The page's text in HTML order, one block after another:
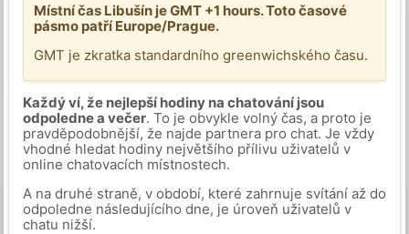
Místní čas Libušín je GMT +1 hours. Toto časové
pásmo patří Europe/Prague.
GMT je zkratka standardního greenwichského času.
Každý ví, že nejlepší hodiny na chatování jsou
odpoledne a večer. To je obvykle volný čas, a proto je
pravděpodobnější, že najde partnera pro chat. Je vždy
vhodné hledat hodiny největšího přílivu uživatelů v
online chatovacích místnostech.
A na druhé straně, v období, které zahrnuje svítání až do
odpoledne následujícího dne, je úroveň uživatelů v
chatu nižší.